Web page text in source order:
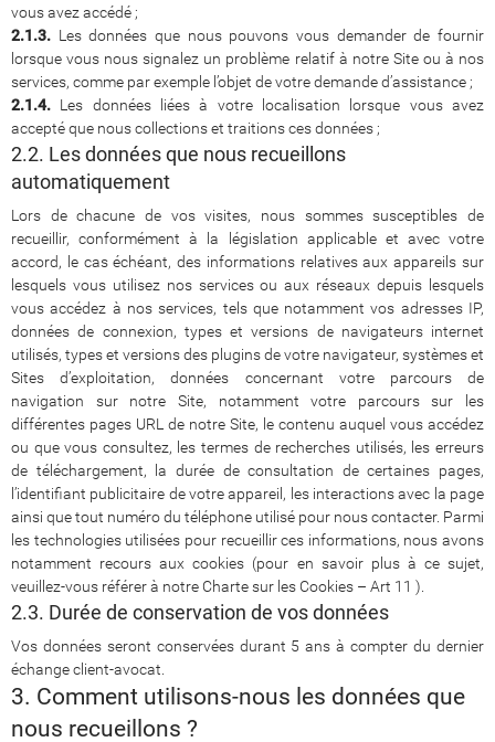
vous avez accédé ;
2.1.3. Les données que nous pouvons vous demander de fournir
lorsque vous nous signalez un problème relatif à notre Site ou à nos
services, comme par exemple l’objet de votre demande d’assistance ;
2.1.4. Les données liées à votre localisation lorsque vous avez
accepté que nous collections et traitions ces données ;
2.2. Les données que nous recueillons
automatiquement
Lors de chacune de vos visites, nous sommes susceptibles de
recueillir, conformément à la législation applicable et avec votre
accord, le cas échéant, des informations relatives aux appareils sur
lesquels vous utilisez nos services ou aux réseaux depuis lesquels
vous accédez à nos services, tels que notamment vos adresses IP,
données de connexion, types et versions de navigateurs internet
utilisés, types et versions des plugins de votre navigateur, systèmes et
Sites d’exploitation, données concernant votre parcours de
navigation sur notre Site, notamment votre parcours sur les
différentes pages URL de notre Site, le contenu auquel vous accédez
ou que vous consultez, les termes de recherches utilisés, les erreurs
de téléchargement, la durée de consultation de certaines pages,
l’identifiant publicitaire de votre appareil, les interactions avec la page
ainsi que tout numéro du téléphone utilisé pour nous contacter. Parmi
les technologies utilisées pour recueillir ces informations, nous avons
notamment recours aux cookies (pour en savoir plus à ce sujet,
veuillez-vous référer à notre Charte sur les Cookies – Art 11 ).
2.3. Durée de conservation de vos données
Vos données seront conservées durant 5 ans à compter du dernier
échange client-avocat.
3. Comment utilisons-nous les données que
nous recueillons ?